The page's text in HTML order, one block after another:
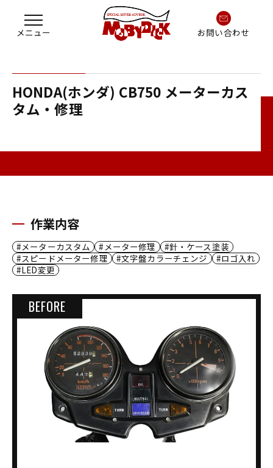
お問い合わせ
HONDA(ホンダ) CB750 メーターカス
タム・修理
作業内容
メーターカスタム メーター修理
針・ケース塗装
スピードメーター修理
文字盤カラーチェンジ
ロゴ入れ
LED変更